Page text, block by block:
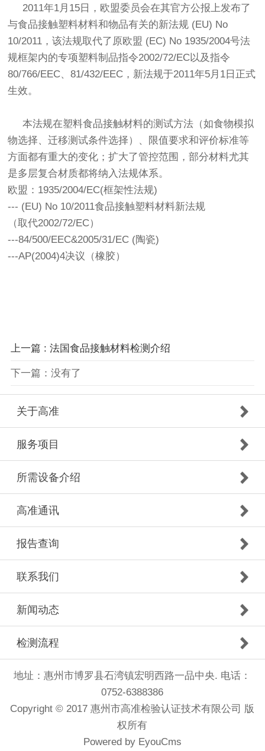
2011年1月15日，欧盟委员会在其官方公报上发布了
与食品接触塑料材料和物品有关的新法规 (EU) No
10/2011，该法规取代了原欧盟 (EC) No 1935/2004号法
规框架内的专项塑料制品指令2002/72/EC以及指令
80/766/EEC、81/432/EEC，新法规于2011年5月1日正式
生效。
本法规在塑料食品接触材料的测试方法（如食物模拟
物选择、迁移测试条件选择）、限值要求和评价标准等
方面都有重大的变化；扩大了管控范围，部分材料尤其
是多层复合材质都将纳入法规体系。
欧盟：1935/2004/EC(框架性法规)
--- (EU) No 10/2011食品接触塑料材料新法规
（取代2002/72/EC）
---84/500/EEC&2005/31/EC (陶瓷)
---AP(2004)4决议（橡胶）
上一篇 : 法国食品接触材料检测介绍
下一篇：没有了
关于高准
服务项目
所需设备介绍
高准通讯
报告查询
联系我们
新闻动态
检测流程
地址：惠州市博罗县石湾镇宏明西路一品中央. 电话：
0752-6388386
Copyright © 2017 惠州市高准检验认证技术有限公司 版
权所有
Powered by EyouCms